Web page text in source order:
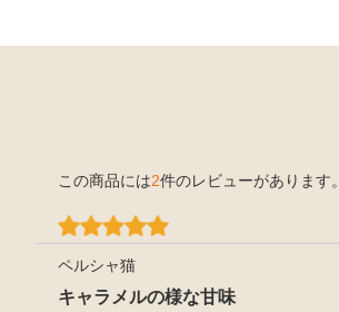
この商品には2件のレビューがあります。
ペルシャ猫
キャラメルの様な甘味